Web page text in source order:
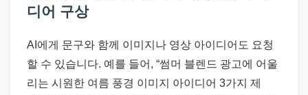
디어 구상
AI에게 문구와 함께 이미지나 영상 아이디어도 요청
할 수 있습니다. 예를 들어, “썸머 블렌드 광고에 어울
리는 시원한 여름 풍경 이미지 아이디어 3가지 제